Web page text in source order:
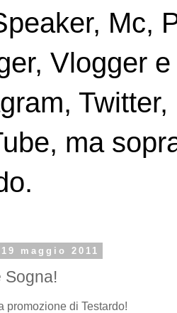
Mc,
Vlogger
ma
maggio 2011
Sogna!
promozione di Testardo!